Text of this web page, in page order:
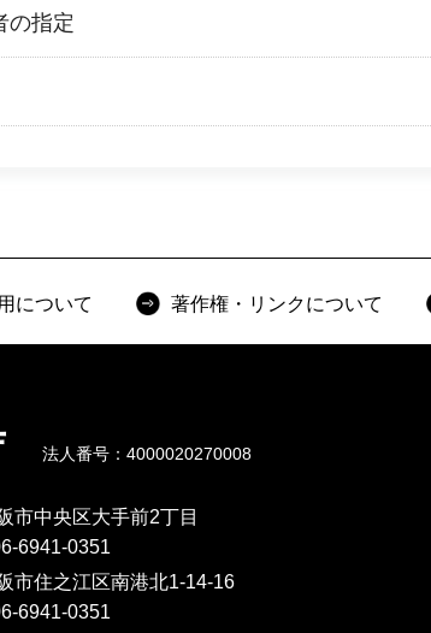
の指定
について 著作権・リンクについて
法人番号：4000020270008
市中央区大手前2丁目
6941-0351
市住之江区南港北1-14-16
6941-0351